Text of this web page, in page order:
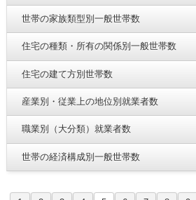
世帯の家族類型別一般世帯数
住宅の種類・所有の関係別一般世帯数
住宅の建て方別世帯数
産業別・従業上の地位別就業者数
職業別（大分類）就業者数
世帯の経済構成別一般世帯数